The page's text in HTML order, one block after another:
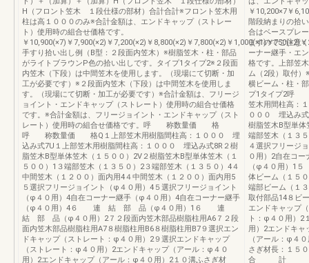
H（フロント笠木 １段仕様の部材）合計合計※フロント笠木用
柱は高１０００のみ※合計金額は、エンドキャップ（ストレー
ト）使用時の組合せ価格です。
￥10,900(×7)￥7,900(×2)￥7,200(×2)￥8,800(×2)￥7,800(×2)￥1,000(×1)￥
手すり拾い出し例（B型：２段面内笠木）※樹脂笠木・柱・部品
がライトブラウンP色の拾い出しです。タイプ1タイプ2※２段面
内笠木（下段）は中間笠木を使用します。（現場にて切断・加
工が必要です）※２段面内笠木（下段）は中間笠木を使用しま
す。（現場にて切断・加工が必要です）※合計金額は、フリージ
ョイント・エンドキャップ（ストレート）使用時の組合せ価格
です。※合計金額は、フリージョイント・エンドキャップ（スト
レート）使用時の組合せ価格です。呼 称数量価 格
呼 称数量価 格Q１上部笠木用樹脂間柱高：１０００ 埋
込み式7U１上部笠木用樹脂間柱高：１０００ 埋込み式8R２樹
脂笠木B型単体笠木（１５００）2V２樹脂笠木B型単体笠木（１
５００）1３端部笠木（１３５０）2３端部笠木（１３５０）4４
中間笠木（１２００）面内用4４中間笠木（１２００）面内用5
５選択フリージョイント（φ４０用）4５選択フリージョイント
（φ４０用）4自在コーナー継手（φ４０用）4自在コーナー継手
（φ４０用）4６ 連 結 部 品（φ４０用）1６ 連
結 部 品（φ４０用）2７２段面内笠木部品樹脂柱用A6７２段
面内笠木部品樹脂柱用A7８樹脂柱用B6８樹脂柱用B7９選択エン
ドキャップ（ストレート：φ４０用）2９選択エンドキャップ
（ストレート：φ４０用）2エンドキャップ（アール：φ４０
用）2エンドキャップ（アール：φ４０用）2１０溝ふさぎ材
￥10,200×7￥
階段納まりの拾
合はベースプレ
ますのでご注意
ーナー継手・エ
格です。上部笠
ム（2段）取付
横ビーム・柱・
プ1タイプ2
笠木用間柱高：
０００ 埋込み式
樹脂笠木B型単体
端部笠木（１３
４選択フリージ
０用）2自在
（φ４０用）1
体ビーム（１５
端部ビーム（１
取付部品14８ビ
エンドキャップ
ト：φ４０用）2
用）2エンドキ
（アール：φ４
さぎ材長：１
合 計